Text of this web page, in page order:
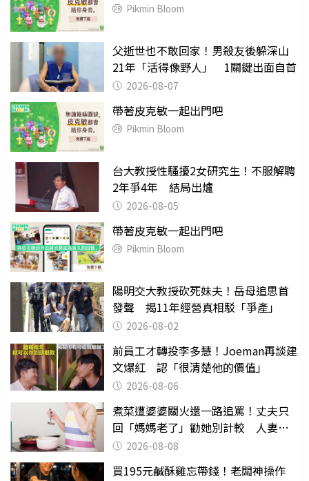
Pikmin Bloom
父逝世也不敢回家！男殺友後躲深山
21年「活得像野人」 1關鍵出面自首
2026-08-07
帶著皮克敏一起出門吧
Pikmin Bloom
台大教授性騷擾2女研究生！不服解聘
2年爭4年 結局出爐
2026-08-05
帶著皮克敏一起出門吧
Pikmin Bloom
陽明交大教授砍死妹夫！岳母追思首
發聲 揭11年經營真相駁「爭產」
2026-08-02
前員工才轉投李多慧！Joeman再談建
文爆紅 認「很清楚他的價值」
2026-08-06
煮菜遭婆婆關火還一路追罵！丈夫只
回「媽媽老了」勸她別計較 人妻超
崩潰：我像台傭
2026-08-08
買195元鹹酥雞忘帶錢！老闆神操作